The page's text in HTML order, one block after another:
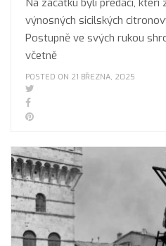
Na začátku byli předáci, kteří
výnosných sicilských
Postupně ve svých rukou
včetně
POSTED ON 21 BŘEZNA, 2025